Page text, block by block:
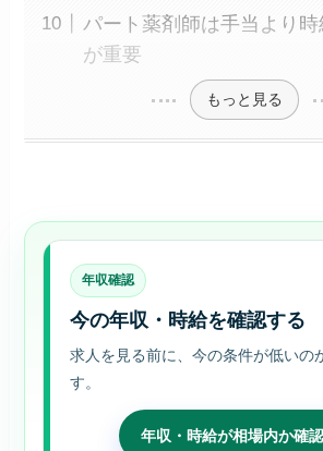
パート薬剤師は手当より
が重要
もっと見る
年収確認
今の年収・時給を確認する
求人を見る前に、今の条件が低いの
す。
年収・時給が相場内か確